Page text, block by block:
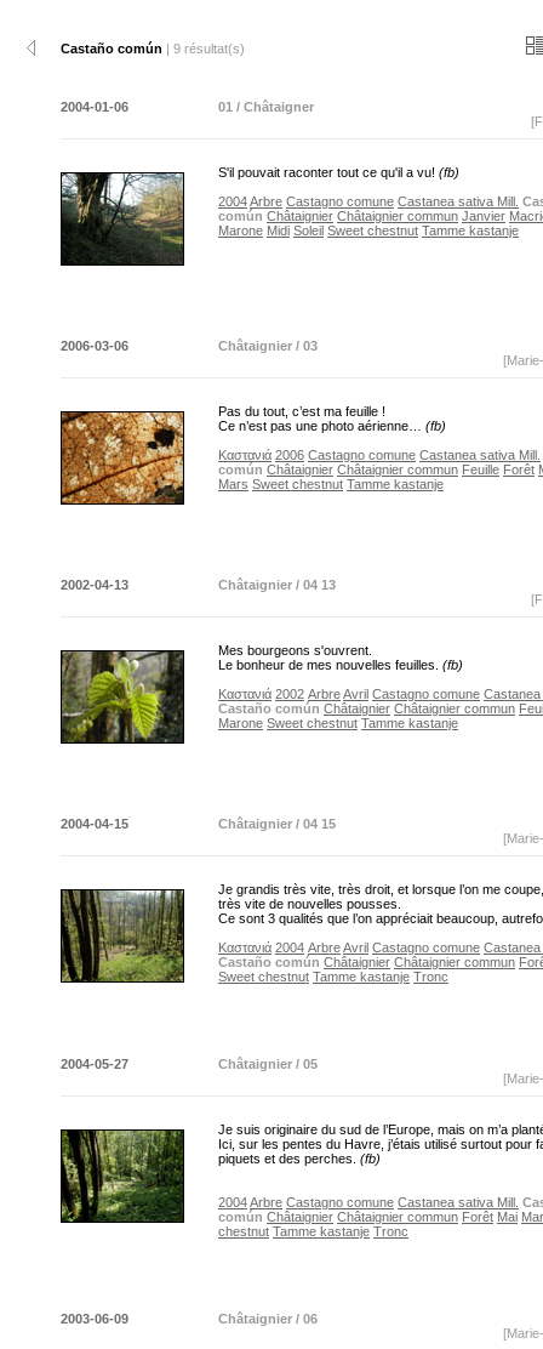
Castaño común | 9 résultat(s)
2004-01-06
01 / Châtaigner
S'il pouvait raconter tout ce qu'il a vu! (fb)
2004Arbre Castagno comune Castanea sativa Mill.
común Châtaignier Châtaignier commun Janvier
Marone Midi Soleil Sweet chestnut Tamme kastanje
2006-03-06
Châtaignier / 03
Pas du tout, c’est ma feuille !
Ce n’est pas une photo aérienne… (fb)
Καστανιά 2006 Castagno comune Castanea sativa Mill.
común Châtaignier Châtaignier commun Feuille Forêt
Mars Sweet chestnut Tamme kastanje
2002-04-13
Châtaignier / 04 13
Mes bourgeons s'ouvrent.
Le bonheur de mes nouvelles feuilles. (fb)
Καστανιά 2002 ArbreAvril Castagno comune Castanea
Castaño común Châtaignier Châtaignier commun
Marone Sweet chestnut Tamme kastanje
2004-04-15
Châtaignier / 04 15
Je grandis très vite, très droit, et lorsque l’on me
très vite de nouvelles pousses.
Ce sont 3 qualités que l’on appréciait beaucoup,
Καστανιά 2004 ArbreAvril Castagno comune Castanea
Castaño común Châtaignier Châtaignier commun
Sweet chestnut Tamme kastanje Tronc
2004-05-27
Châtaignier / 05
Je suis originaire du sud de l’Europe, mais on m’a
Ici, sur les pentes du Havre, j’étais utilisé surtout pour
piquets et des perches. (fb)
2004Arbre Castagno comune Castanea sativa Mill.
común Châtaignier Châtaignier commun Forêt Mai
chestnut Tamme kastanje Tronc
2003-06-09
Châtaignier / 06